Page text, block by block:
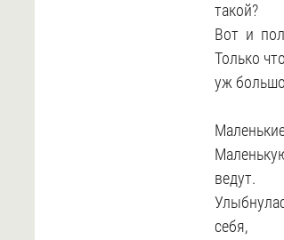
такой?
Вот и
Только
уж
ведут.
себя,